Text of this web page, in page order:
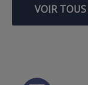
VOIR